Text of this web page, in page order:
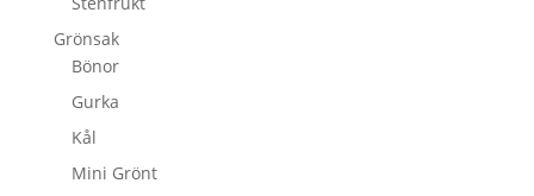
Grönsak
Bönor
Gurka
Kål
Mini Grönt